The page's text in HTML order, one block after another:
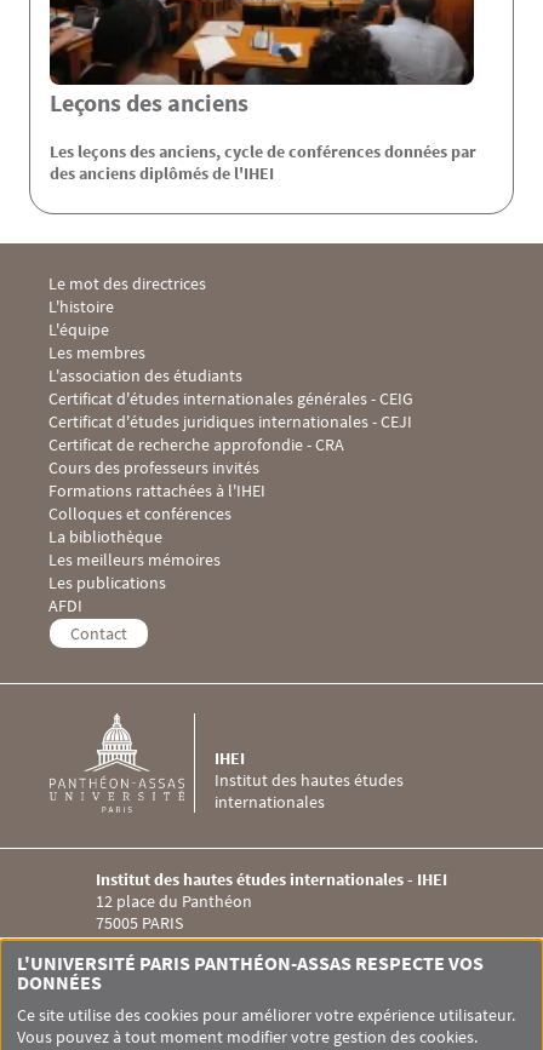
Leçons des anciens
Les leçons des anciens, cycle de conférences données par
des anciens diplômés de l'IHEI
Menu Footer IHEI 1
Le mot des directrices
L'histoire
L'équipe
Les membres
L'association des étudiants
Menu Footer IHEI 2
Certificat d'études internationales générales - CEIG
Certificat d'études juridiques internationales - CEJI
Certificat de recherche approfondie - CRA
Cours des professeurs invités
Formations rattachées à l'IHEI
Menu Footer IHEI 3
Colloques et conférences
La bibliothèque
Les meilleurs mémoires
Les publications
Menu Footer IHEI 4
AFDI
Contact
Institut des hautes études
internationales
IHEI
Institut des hautes études internationales - IHEI
12 place du Panthéon
75005 PARIS
Menu RS IHEI
L'UNIVERSITÉ PARIS PANTHÉON-ASSAS RESPECTE VOS
DONNÉES
Ce site utilise des cookies pour améliorer votre expérience utilisateur.
Vous pouvez à tout moment modifier votre gestion des cookies.